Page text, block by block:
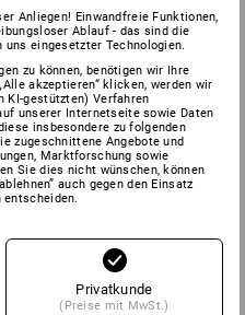
Anliegen! Einwandfreie Funktionen,
Ablauf - das sind die
eingesetzter Technologien.
zu können, benötigen wir Ihre
akzeptieren“ klicken, werden wir
KI-gestützten) Verfahren
unserer Internetseite sowie Daten
insbesondere zu folgenden
zugeschnittene Angebote und
Marktforschung sowie
Sie dies nicht wünschen, können
auch gegen den Einsatz
Privatkunde
(Preise mit MwSt.)